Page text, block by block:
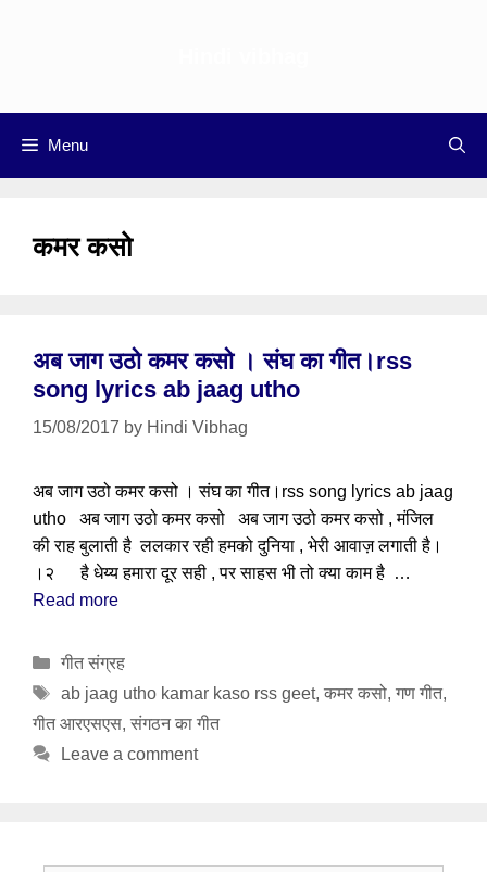
Menu
कमर कसो
अब जाग उठो कमर कसो । संघ का गीत।rss
song lyrics ab jaag utho
15/08/2017 by Hindi Vibhag
अब जाग उठो कमर कसो । संघ का गीत।rss song lyrics ab jaag
utho अब जाग उठो कमर कसो अब जाग उठो कमर कसो , मंजिल
की राह बुलाती है ललकार रही हमको दुनिया , भेरी आवाज़ लगाती है।
।२ है धेय्य हमारा दूर सही , पर साहस भी तो क्या काम है …
Read more
Categories
गीत संग्रह
Tags
ab jaag utho kamar kaso rss geet, कमर कसो, गण गीत,
गीत आरएसएस, संगठन का गीत
Leave a comment